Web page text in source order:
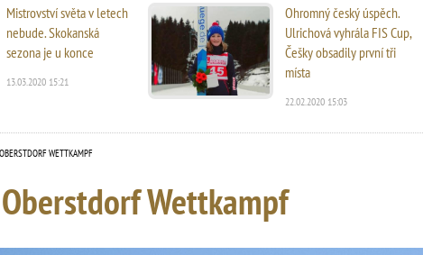
Mistrovství světa v letech
nebude. Skokanská
sezona je u konce
13.03.2020 15:21
Ohromný český úspěch.
Ulrichová vyhrála FIS Cup,
Češky obsadily první tři
místa
22.02.2020 15:03
WETTKAMPF
Wettkampf